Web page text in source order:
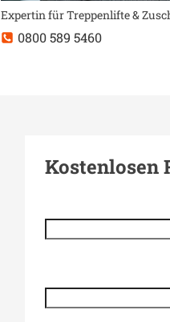
Expertin für Treppenlifte &
0800 589 5460
Kostenlosen